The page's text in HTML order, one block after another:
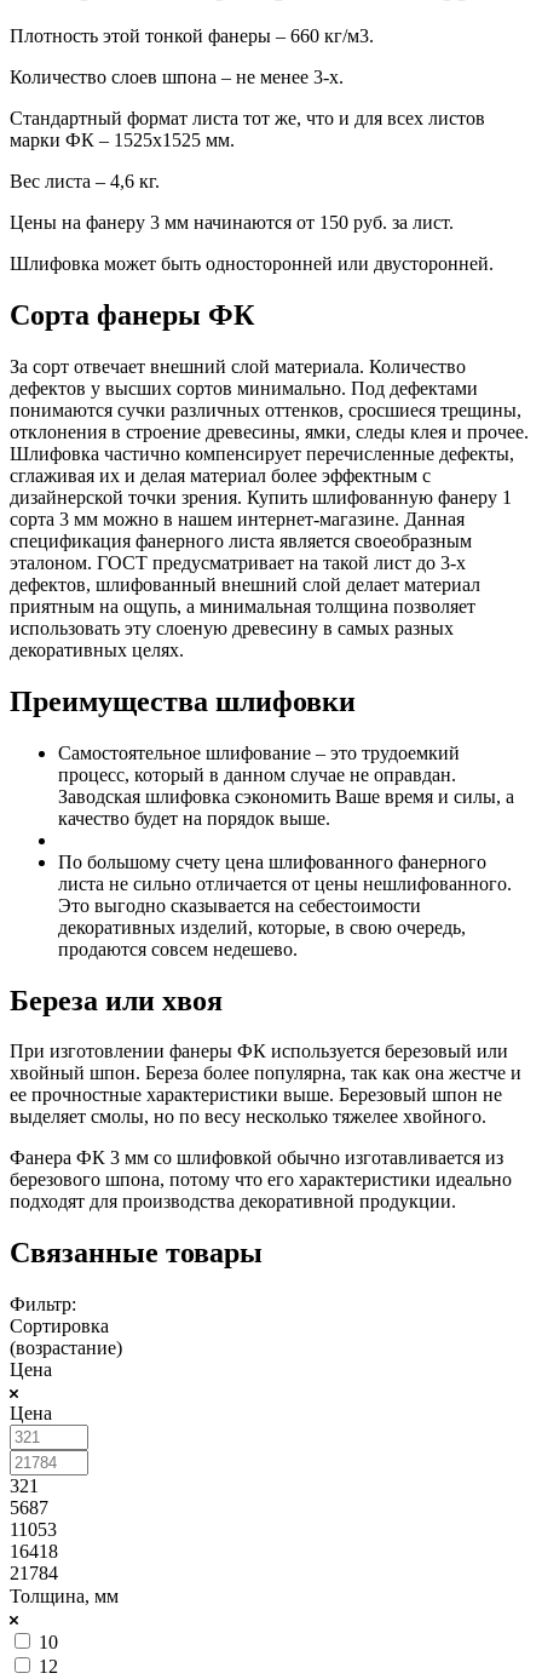
Плотность этой тонкой фанеры – 660 кг/м3.
Количество слоев шпона – не менее 3-х.
Стандартный формат листа тот же, что и для всех листов
марки ФК – 1525х1525 мм.
Вес листа – 4,6 кг.
Цены на фанеру 3 мм начинаются от 150 руб. за лист.
Шлифовка может быть односторонней или двусторонней.
Сорта фанеры ФК
За сорт отвечает внешний слой материала. Количество
дефектов у высших сортов минимально. Под дефектами
понимаются сучки различных оттенков, сросшиеся трещины,
отклонения в строение древесины, ямки, следы клея и прочее.
Шлифовка частично компенсирует перечисленные дефекты,
сглаживая их и делая материал более эффектным с
дизайнерской точки зрения. Купить шлифованную фанеру 1
сорта 3 мм можно в нашем интернет-магазине. Данная
спецификация фанерного листа является своеобразным
эталоном. ГОСТ предусматривает на такой лист до 3-х
дефектов, шлифованный внешний слой делает материал
приятным на ощупь, а минимальная толщина позволяет
использовать эту слоеную древесину в самых разных
декоративных целях.
Преимущества шлифовки
Самостоятельное шлифование – это трудоемкий
процесс, который в данном случае не оправдан.
Заводская шлифовка сэкономить Ваше время и силы, а
качество будет на порядок выше.
По большому счету цена шлифованного фанерного
листа не сильно отличается от цены нешлифованного.
Это выгодно сказывается на себестоимости
декоративных изделий, которые, в свою очередь,
продаются совсем недешево.
Береза или хвоя
При изготовлении фанеры ФК используется березовый или
хвойный шпон. Береза более популярна, так как она жестче и
ее прочностные характеристики выше. Березовый шпон не
выделяет смолы, но по весу несколько тяжелее хвойного.
Фанера ФК 3 мм со шлифовкой обычно изготавливается из
березового шпона, потому что его характеристики идеально
подходят для производства декоративной продукции.
Связанные товары
Фильтр:
Сортировка
(возрастание)
Цена
Цена
321
5687
11053
16418
21784
Толщина, мм
10
12